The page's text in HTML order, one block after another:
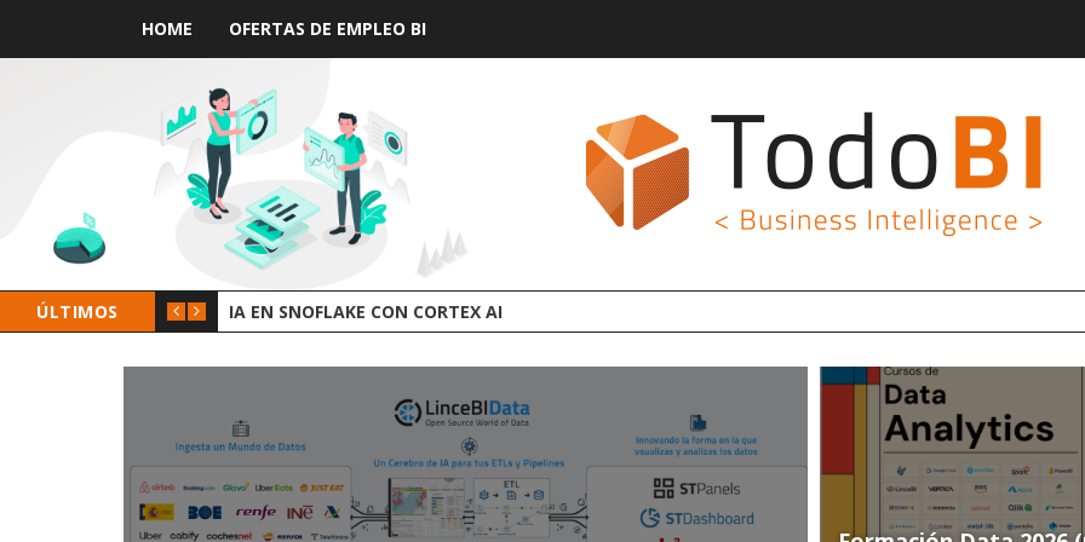
HOME OFERTAS DE EMPLEO BI
ÚLTIMOS CHECKLIST PARA ELEGIR ARQUITECTURA DE DATOS